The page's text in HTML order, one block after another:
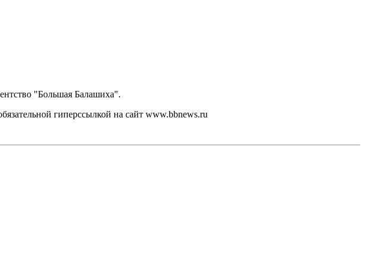
"Большая Балашиха".
гиперссылкой на сайт www.bbnews.ru